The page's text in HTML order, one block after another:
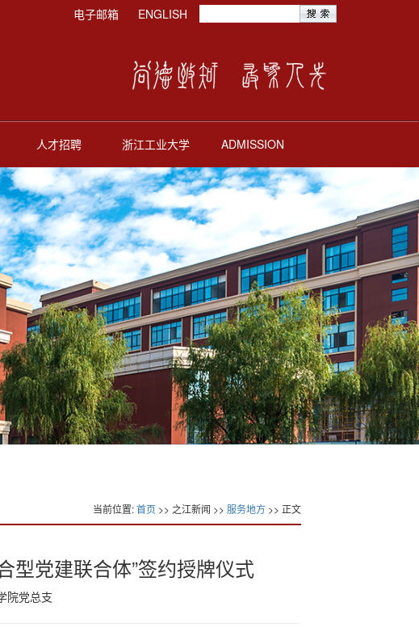
电子邮箱 ENGLISH
人才招聘 浙江工业大学 ADMISSION
当前位置:首页 >> 之江新闻 >> 服务地方 >> 正文
型党建联合体”签约授牌仪式
院党总支